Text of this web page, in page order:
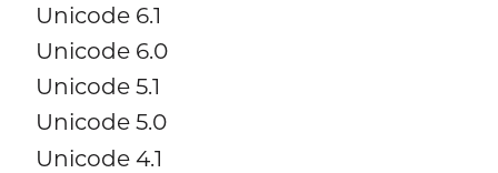
Unicode 6.1
Unicode 6.0
Unicode 5.1
Unicode 5.0
Unicode 4.1